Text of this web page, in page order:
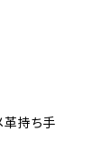
革持ち手